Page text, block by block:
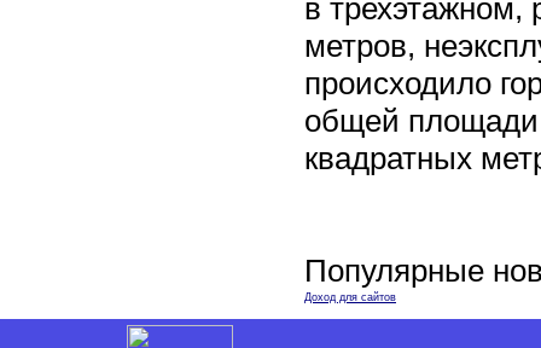
в трехэтажном,
метров,
происходило
общей площади
квадратных
Популярные
Доход для сайтов